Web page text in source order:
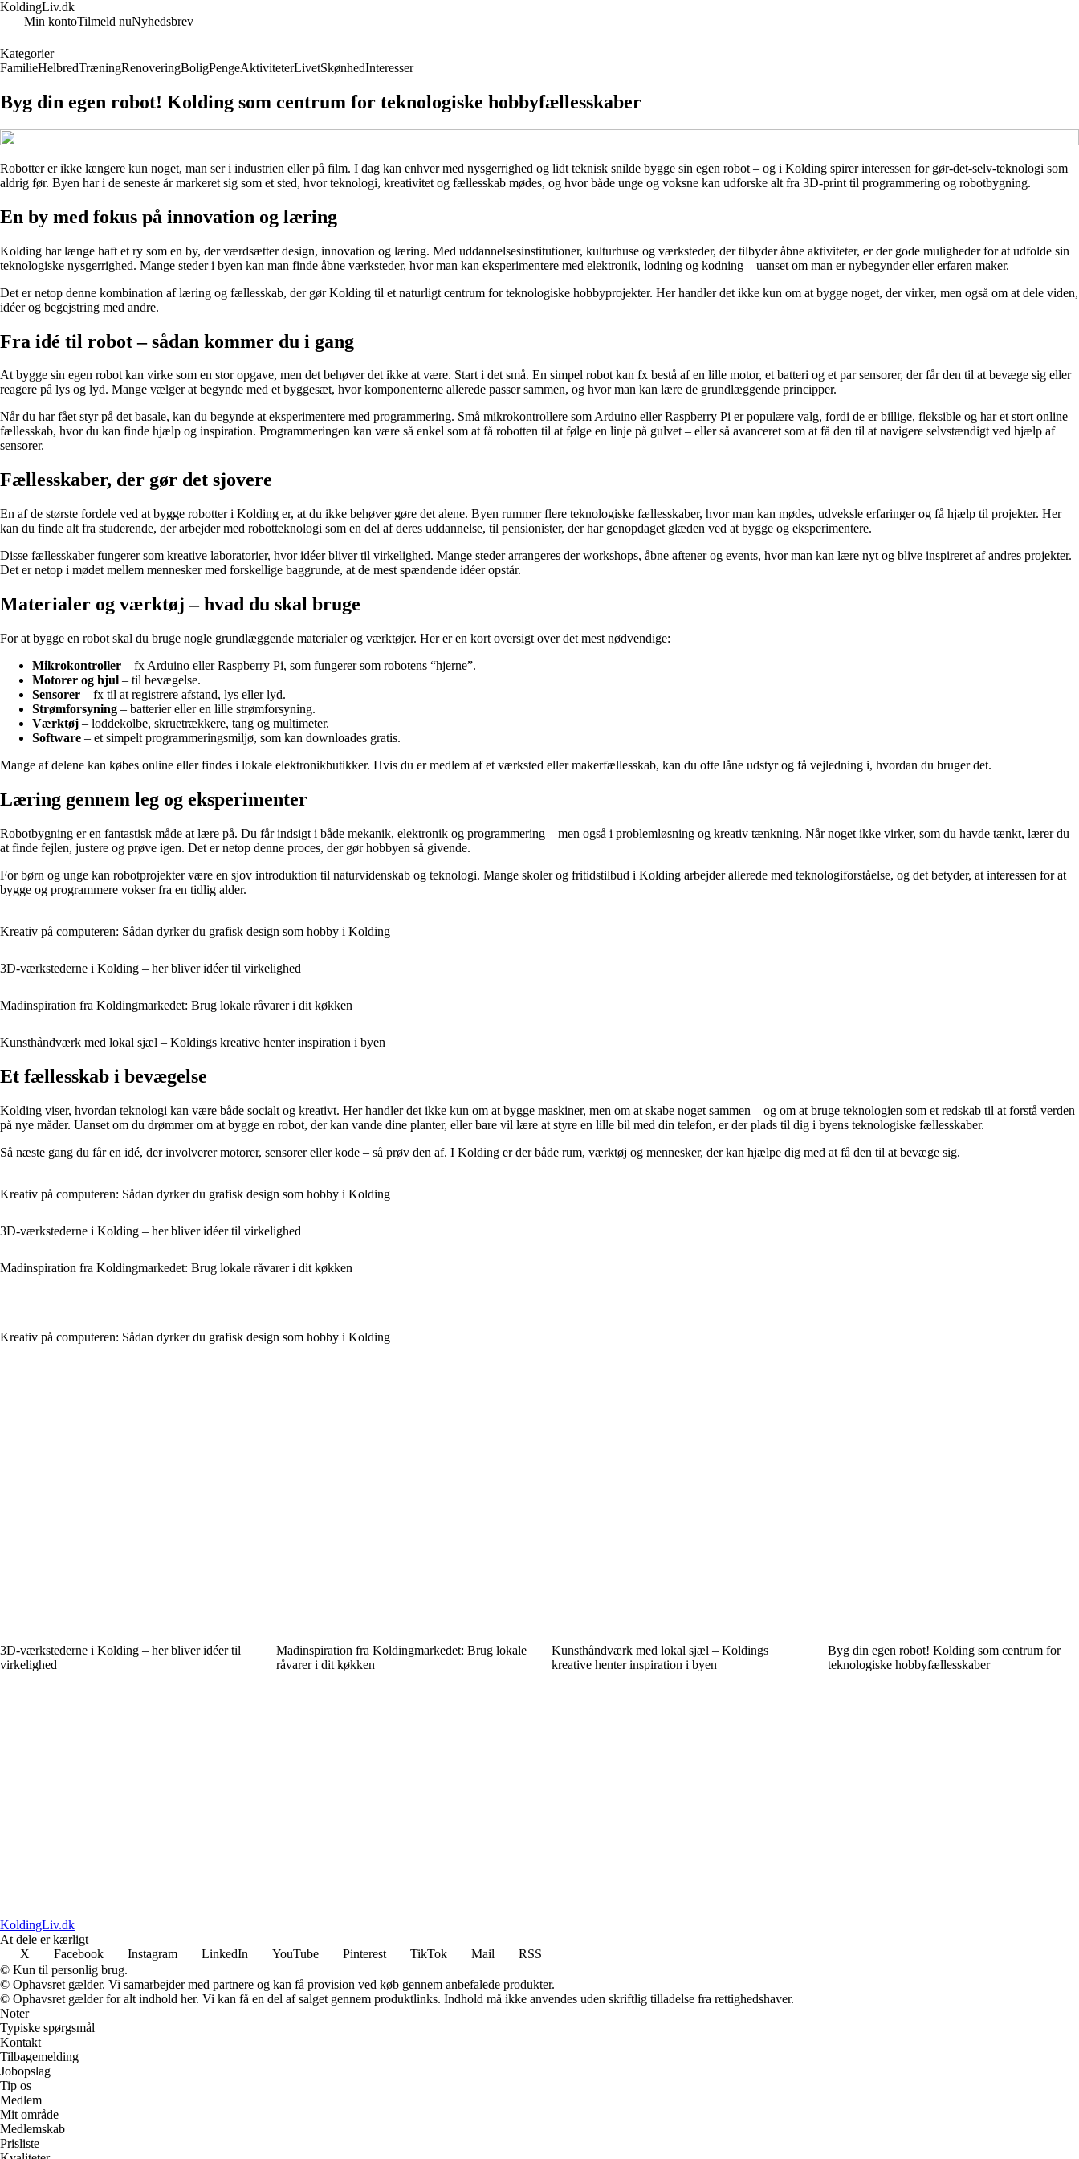
KoldingLiv.dk
Min kontoTilmeld nuNyhedsbrev
Kategorier
FamilieHelbredTræningRenoveringBoligPengeAktiviteterLivetSkønhedInteresser
Byg din egen robot! Kolding som centrum for teknologiske hobbyfællesskaber
Robotter er ikke længere kun noget, man ser i industrien eller på film. I dag kan enhver med nysgerrighed og lidt teknisk snilde bygge sin egen robot – og i Kolding spirer interessen for gør-det-selv-teknologi som
aldrig før. Byen har i de seneste år markeret sig som et sted, hvor teknologi, kreativitet og fællesskab mødes, og hvor både unge og voksne kan udforske alt fra 3D-print til programmering og robotbygning.
En by med fokus på innovation og læring
Kolding har længe haft et ry som en by, der værdsætter design, innovation og læring. Med uddannelsesinstitutioner, kulturhuse og værksteder, der tilbyder åbne aktiviteter, er der gode muligheder for at udfolde sin
teknologiske nysgerrighed. Mange steder i byen kan man finde åbne værksteder, hvor man kan eksperimentere med elektronik, lodning og kodning – uanset om man er nybegynder eller erfaren maker.
Det er netop denne kombination af læring og fællesskab, der gør Kolding til et naturligt centrum for teknologiske hobbyprojekter. Her handler det ikke kun om at bygge noget, der virker, men også om at dele viden,
idéer og begejstring med andre.
Fra idé til robot – sådan kommer du i gang
At bygge sin egen robot kan virke som en stor opgave, men det behøver det ikke at være. Start i det små. En simpel robot kan fx bestå af en lille motor, et batteri og et par sensorer, der får den til at bevæge sig eller
reagere på lys og lyd. Mange vælger at begynde med et byggesæt, hvor komponenterne allerede passer sammen, og hvor man kan lære de grundlæggende principper.
Når du har fået styr på det basale, kan du begynde at eksperimentere med programmering. Små mikrokontrollere som Arduino eller Raspberry Pi er populære valg, fordi de er billige, fleksible og har et stort online
fællesskab, hvor du kan finde hjælp og inspiration. Programmeringen kan være så enkel som at få robotten til at følge en linje på gulvet – eller så avanceret som at få den til at navigere selvstændigt ved hjælp af
sensorer.
Fællesskaber, der gør det sjovere
En af de største fordele ved at bygge robotter i Kolding er, at du ikke behøver gøre det alene. Byen rummer flere teknologiske fællesskaber, hvor man kan mødes, udveksle erfaringer og få hjælp til projekter. Her
kan du finde alt fra studerende, der arbejder med robotteknologi som en del af deres uddannelse, til pensionister, der har genopdaget glæden ved at bygge og eksperimentere.
Disse fællesskaber fungerer som kreative laboratorier, hvor idéer bliver til virkelighed. Mange steder arrangeres der workshops, åbne aftener og events, hvor man kan lære nyt og blive inspireret af andres projekter.
Det er netop i mødet mellem mennesker med forskellige baggrunde, at de mest spændende idéer opstår.
Materialer og værktøj – hvad du skal bruge
For at bygge en robot skal du bruge nogle grundlæggende materialer og værktøjer. Her er en kort oversigt over det mest nødvendige:
Mikrokontroller – fx Arduino eller Raspberry Pi, som fungerer som robotens “hjerne”.
Motorer og hjul – til bevægelse.
Sensorer – fx til at registrere afstand, lys eller lyd.
Strømforsyning – batterier eller en lille strømforsyning.
Værktøj – loddekolbe, skruetrækkere, tang og multimeter.
Software – et simpelt programmeringsmiljø, som kan downloades gratis.
Mange af delene kan købes online eller findes i lokale elektronikbutikker. Hvis du er medlem af et værksted eller makerfællesskab, kan du ofte låne udstyr og få vejledning i, hvordan du bruger det.
Læring gennem leg og eksperimenter
Robotbygning er en fantastisk måde at lære på. Du får indsigt i både mekanik, elektronik og programmering – men også i problemløsning og kreativ tænkning. Når noget ikke virker, som du havde tænkt, lærer du
at finde fejlen, justere og prøve igen. Det er netop denne proces, der gør hobbyen så givende.
For børn og unge kan robotprojekter være en sjov introduktion til naturvidenskab og teknologi. Mange skoler og fritidstilbud i Kolding arbejder allerede med teknologiforståelse, og det betyder, at interessen for at
bygge og programmere vokser fra en tidlig alder.
Kreativ på computeren: Sådan dyrker du grafisk design som hobby i Kolding
3D-værkstederne i Kolding – her bliver idéer til virkelighed
Mad­inspiration fra Kolding­markedet: Brug lokale råvarer i dit køkken
Kunsthåndværk med lokal sjæl – Koldings kreative henter inspiration i byen
Et fællesskab i bevægelse
Kolding viser, hvordan teknologi kan være både socialt og kreativt. Her handler det ikke kun om at bygge maskiner, men om at skabe noget sammen – og om at bruge teknologien som et redskab til at forstå verden
på nye måder. Uanset om du drømmer om at bygge en robot, der kan vande dine planter, eller bare vil lære at styre en lille bil med din telefon, er der plads til dig i byens teknologiske fællesskaber.
Så næste gang du får en idé, der involverer motorer, sensorer eller kode – så prøv den af. I Kolding er der både rum, værktøj og mennesker, der kan hjælpe dig med at få den til at bevæge sig.
Kreativ på computeren: Sådan dyrker du grafisk design som hobby i Kolding
3D-værkstederne i Kolding – her bliver idéer til virkelighed
Mad­inspiration fra Kolding­markedet: Brug lokale råvarer i dit køkken
Kreativ på computeren: Sådan dyrker du grafisk design som hobby i Kolding
3D-værkstederne i Kolding – her bliver idéer til
virkelighed
Mad­inspiration fra Kolding­markedet: Brug lokale
råvarer i dit køkken
Kunsthåndværk med lokal sjæl – Koldings
kreative henter inspiration i byen
Byg din egen robot! Kolding som centrum for
teknologiske hobbyfællesskaber
KoldingLiv.dk
At dele er kærligt
X
Facebook Instagram LinkedIn YouTube Pinterest TikTok Mail
RSS
© Kun til personlig brug.
© Ophavsret gælder. Vi samarbejder med partnere og kan få provision ved køb gennem anbefalede produkter.
© Ophavsret gælder for alt indhold her. Vi kan få en del af salget gennem produktlinks. Indhold må ikke anvendes uden skriftlig tilladelse fra rettighedshaver.
Noter
Typiske spørgsmål
Kontakt
Tilbagemelding
Jobopslag
Tip os
Medlem
Mit område
Medlemskab
Prisliste